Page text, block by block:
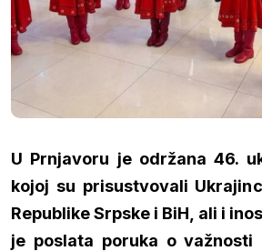
U Prnjavoru je održana 46.
kojoj su prisustvovali
Republike Srpske i BiH, ali i
je poslata poruka o važnosti